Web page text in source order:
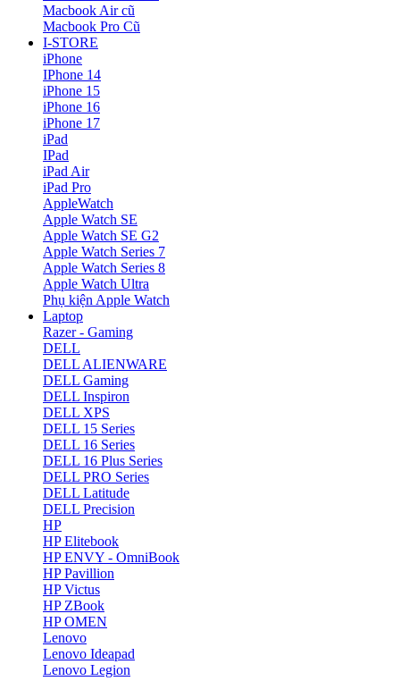
Macbook Air cũ
Macbook Pro Cũ
I-STORE
iPhone
IPhone 14
iPhone 15
iPhone 16
iPhone 17
iPad
IPad
iPad Air
iPad Pro
AppleWatch
Apple Watch SE
Apple Watch SE G2
Apple Watch Series 7
Apple Watch Series 8
Apple Watch Ultra
Phụ kiện Apple Watch
Laptop
Razer - Gaming
DELL
DELL ALIENWARE
DELL Gaming
DELL Inspiron
DELL XPS
DELL 15 Series
DELL 16 Series
DELL 16 Plus Series
DELL PRO Series
DELL Latitude
DELL Precision
HP
HP Elitebook
HP ENVY - OmniBook
HP Pavillion
HP Victus
HP ZBook
HP OMEN
Lenovo
Lenovo Ideapad
Lenovo Legion